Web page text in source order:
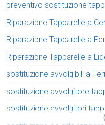
preventivo sostituzione
Riparazione Tapparelle a
Riparazione Tapparelle a
Riparazione Tapparelle a
sostituzione avvolgibili a
sostituzione avvolgitore
sostituzione avvolgitori